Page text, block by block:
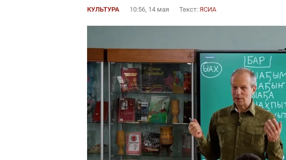
КУЛЬТУРА 10:56, 14 мая Текст: ЯСИА